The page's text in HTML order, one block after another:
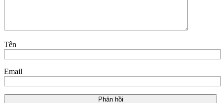
Tên
Email